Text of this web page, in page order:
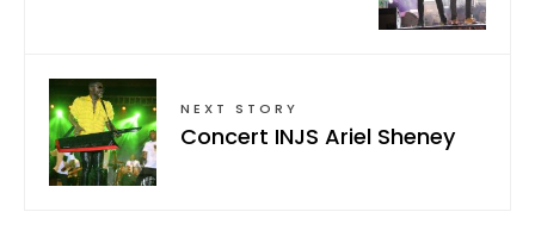
NEXT STORY
Concert INJS Ariel Sheney